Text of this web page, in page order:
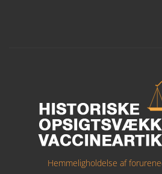
Hemmeligholdelse af